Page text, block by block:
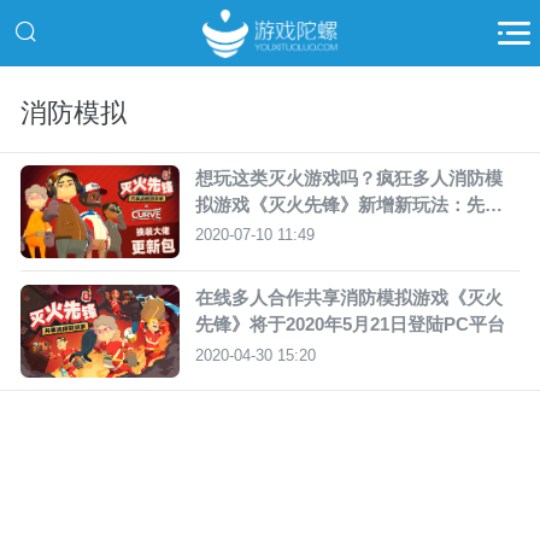
消防模拟
想玩这类灭火游戏吗？疯狂多人消防模
拟游戏《灭火先锋》新增新玩法：先锋
外卖
2020-07-10 11:49
在线多人合作共享消防模拟游戏《灭火
先锋》将于2020年5月21日登陆PC平台
2020-04-30 15:20